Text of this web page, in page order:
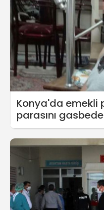
Konya'da emekli
parasını
İnfaz
cezaevinden